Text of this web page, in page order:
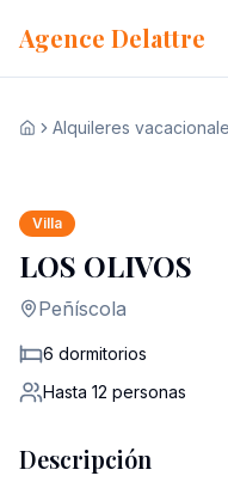
Agence Delattre
InicioAlquileres
Villa
LOS OLIVOS
Peñíscola
6 dormitorios
Hasta 12 personas
Descripción